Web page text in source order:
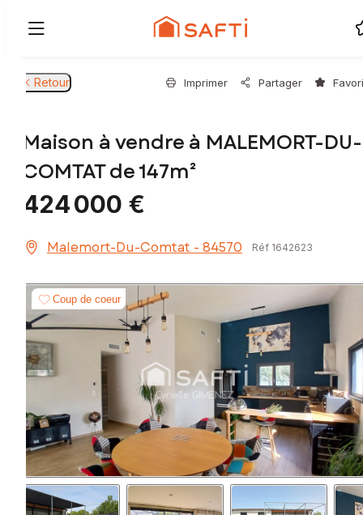
Retour Imprimer Partager
Maison à vendre à MALEMORT-DU-
COMTAT de 147m²
424 000 €
Malemort-Du-Comtat - 84570 Réf 1642623
Coup de coeur